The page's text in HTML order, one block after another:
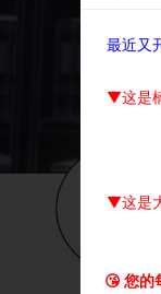
最近又
▼这是
▼这是
😘 您的